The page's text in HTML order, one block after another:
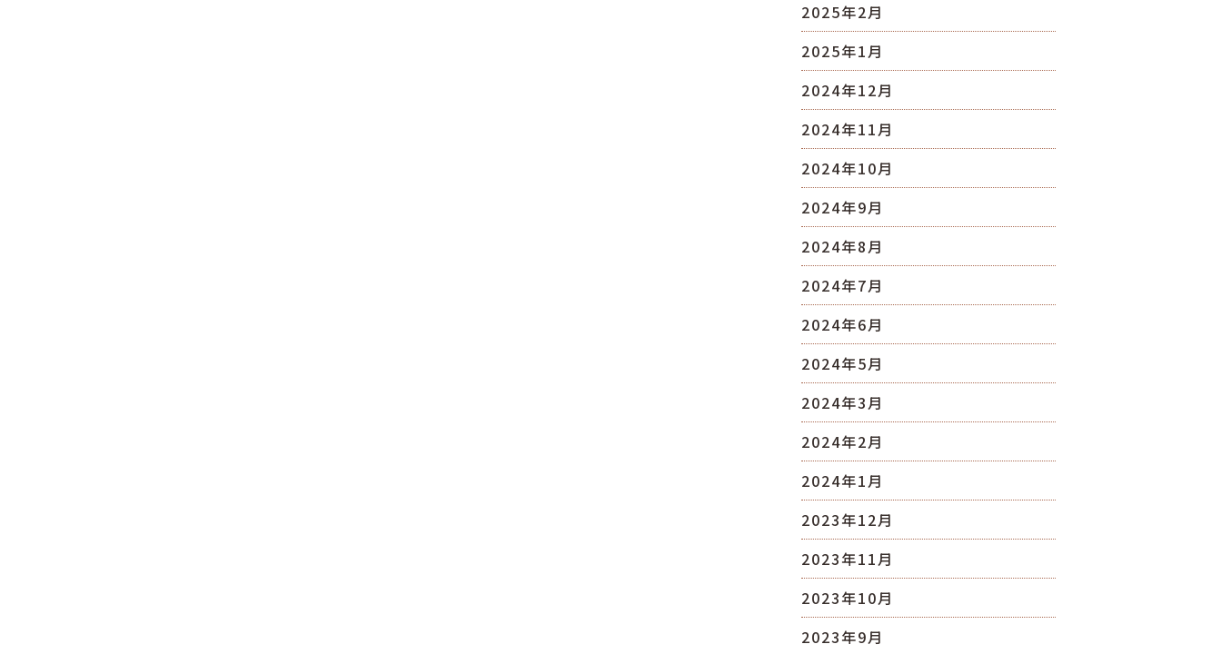
2025年2月
2025年1月
2024年12月
2024年11月
2024年10月
2024年9月
2024年8月
2024年7月
2024年6月
2024年5月
2024年3月
2024年2月
2024年1月
2023年12月
2023年11月
2023年10月
2023年9月